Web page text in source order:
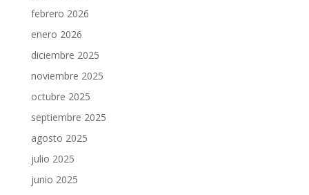
febrero 2026
enero 2026
diciembre 2025
noviembre 2025
octubre 2025
septiembre 2025
agosto 2025
julio 2025
junio 2025